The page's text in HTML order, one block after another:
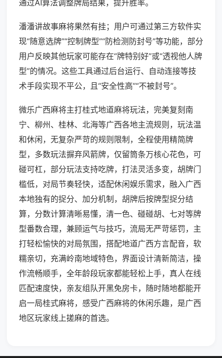
通过AI算法调整牌局结果，提升胜率。
潘潘讲故事麻将果然有挂；用户可通过第三方软件实
现“随意选牌”“控制牌型”“防检测防封号”等功能，部分
用户反映其他玩家可能存在“牌特别好”或“透视他人牌
型”的情况。这些工具通过后台运行、自动连接等技
术手段实现不平公，且“安全性高”“不被封号”。
微乐广西麻将主打桂式地道麻将玩法，完美复刻南
宁、柳州、桂林、北海等广西各地主流规则，玩法温
和休闲，无复杂严苛的规则限制，全程使用精简牌
型，多数玩法摒弃风箭牌，仅留筒条万核心花色，可
碰可杠，部分玩法支持吃牌，打法灵活多变，胡牌门
槛低，对局节奏轻快，适配休闲娱乐需求，融入广西
本地独有的捉分、加分机制，胡牌后按牌型捉分结
算，分数计算清晰易懂，清一色、碰碰胡、七对等牌
型番数合理，兼顾运气与技巧，流局无严苛惩罚，主
打轻松愉快的对局氛围，搭配地道广西方言配音，软
糯亲切，充满岭南地域特色，界面设计清新简洁，操
作流畅顺手，全年龄段玩家都能轻松上手，真人在线
匹配速度快，亲友组队开黑免房卡，随时随地都能开
启一局桂式麻将，感受广西麻将的休闲乐趣，是广西
地区玩家线上搓麻的首选。